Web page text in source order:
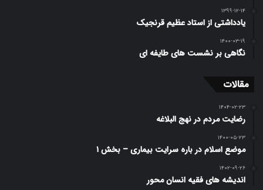
۱۳۹۹-۱۲-۱۴
یادداشتی از استاد عظیم قرنجیک
۱۴۰۰-۰۳-۱۹
نگاهی بر نشست های طایفه ای
مقالات
۱۴۰۴-۰۲-۲۳
رضایت مردم در نهج البلاغه
۱۴۰۰-۰۵-۲۳
موضع اسلام در باره سرایت بیماری – بخش ۱
۱۴۰۲-۰۹-۲۶
اندیشه های فقیه انسان محور